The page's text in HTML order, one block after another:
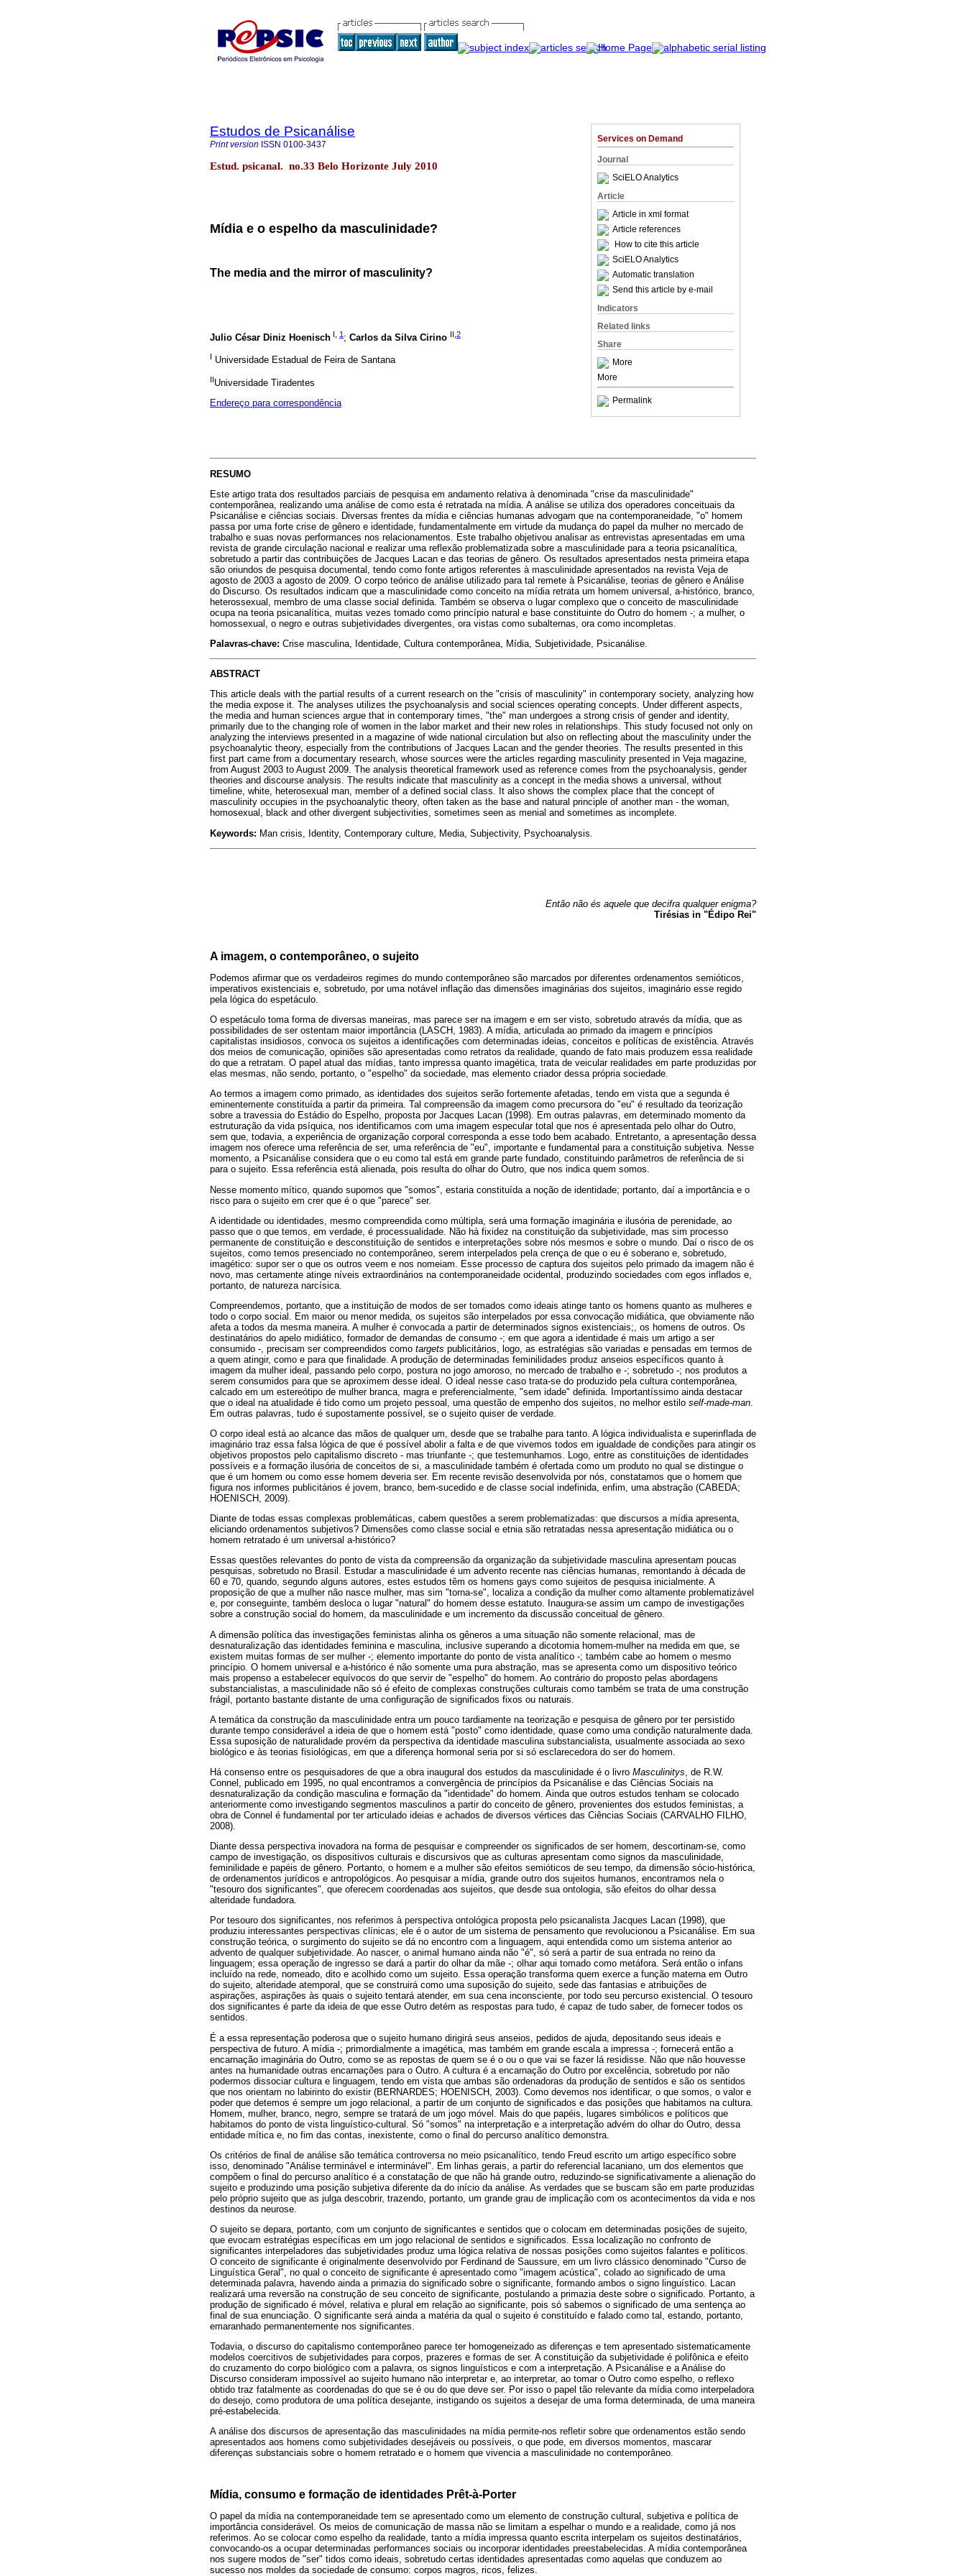
Services on Demand
Journal
SciELO Analytics
Article
Article in xml format
Article references
How to cite this article
SciELO Analytics
Automatic translation
Send this article by e-mail
Indicators
Related links
Share
More
More
Permalink
Estudos de Psicanálise
Print version ISSN 0100-3437
Estud. psicanal. no.33 Belo Horizonte July 2010
Mídia e o espelho da masculinidade?
The media and the mirror of masculinity?
Julio César Diniz Hoenisch I, 1 ; Carlos da Silva Cirino II, 2
I Universidade Estadual de Feira de Santana
IIUniversidade Tiradentes
Endereço para correspondência
RESUMO
Este artigo trata dos resultados parciais de pesquisa em andamento relativa à denominada "crise da masculinidade"
contemporânea, realizando uma análise de como esta é retratada na mídia. A análise se utiliza dos operadores conceituais da
Psicanálise e ciências sociais. Diversas frentes da mídia e ciências humanas advogam que na contemporaneidade, "o" homem
passa por uma forte crise de gênero e identidade, fundamentalmente em virtude da mudança do papel da mulher no mercado de
trabalho e suas novas performances nos relacionamentos. Este trabalho objetivou analisar as entrevistas apresentadas em uma
revista de grande circulação nacional e realizar uma reflexão problematizada sobre a masculinidade para a teoria psicanalítica,
sobretudo a partir das contribuições de Jacques Lacan e das teorias de gênero. Os resultados apresentados nesta primeira etapa
são oriundos de pesquisa documental, tendo como fonte artigos referentes à masculinidade apresentados na revista Veja de
agosto de 2003 a agosto de 2009. O corpo teórico de análise utilizado para tal remete à Psicanálise, teorias de gênero e Análise
do Discurso. Os resultados indicam que a masculinidade como conceito na mídia retrata um homem universal, a-histórico, branco,
heterossexual, membro de uma classe social definida. Também se observa o lugar complexo que o conceito de masculinidade
ocupa na teoria psicanalítica, muitas vezes tomado como princípio natural e base constituinte do Outro do homem -; a mulher, o
homossexual, o negro e outras subjetividades divergentes, ora vistas como subalternas, ora como incompletas.
Palavras-chave: Crise masculina, Identidade, Cultura contemporânea, Mídia, Subjetividade, Psicanálise.
ABSTRACT
This article deals with the partial results of a current research on the "crisis of masculinity" in contemporary society, analyzing how
the media expose it. The analyses utilizes the psychoanalysis and social sciences operating concepts. Under different aspects,
the media and human sciences argue that in contemporary times, "the" man undergoes a strong crisis of gender and identity,
primarily due to the changing role of women in the labor market and their new roles in relationships. This study focused not only on
analyzing the interviews presented in a magazine of wide national circulation but also on reflecting about the masculinity under the
psychoanalytic theory, especially from the contributions of Jacques Lacan and the gender theories. The results presented in this
first part came from a documentary research, whose sources were the articles regarding masculinity presented in Veja magazine,
from August 2003 to August 2009. The analysis theoretical framework used as reference comes from the psychoanalysis, gender
theories and discourse analysis. The results indicate that masculinity as a concept in the media shows a universal, without
timeline, white, heterosexual man, member of a defined social class. It also shows the complex place that the concept of
masculinity occupies in the psychoanalytic theory, often taken as the base and natural principle of another man - the woman,
homosexual, black and other divergent subjectivities, sometimes seen as menial and sometimes as incomplete.
Keywords: Man crisis, Identity, Contemporary culture, Media, Subjectivity, Psychoanalysis.
Então não és aquele que decifra qualquer enigma?
Tirésias in "Édipo Rei"
A imagem, o contemporâneo, o sujeito
Podemos afirmar que os verdadeiros regimes do mundo contemporâneo são marcados por diferentes ordenamentos semióticos,
imperativos existenciais e, sobretudo, por uma notável inflação das dimensões imaginárias dos sujeitos, imaginário esse regido
pela lógica do espetáculo.
O espetáculo toma forma de diversas maneiras, mas parece ser na imagem e em ser visto, sobretudo através da mídia, que as
possibilidades de ser ostentam maior importância (LASCH, 1983). A mídia, articulada ao primado da imagem e princípios
capitalistas insidiosos, convoca os sujeitos a identificações com determinadas ideias, conceitos e políticas de existência. Através
dos meios de comunicação, opiniões são apresentadas como retratos da realidade, quando de fato mais produzem essa realidade
do que a retratam. O papel atual das mídias, tanto impressa quanto imagética, trata de veicular realidades em parte produzidas por
elas mesmas, não sendo, portanto, o "espelho" da sociedade, mas elemento criador dessa própria sociedade.
Ao termos a imagem como primado, as identidades dos sujeitos serão fortemente afetadas, tendo em vista que a segunda é
eminentemente constituída a partir da primeira. Tal compreensão da imagem como precursora do "eu" é resultado da teorização
sobre a travessia do Estádio do Espelho, proposta por Jacques Lacan (1998). Em outras palavras, em determinado momento da
estruturação da vida psíquica, nos identificamos com uma imagem especular total que nos é apresentada pelo olhar do Outro,
sem que, todavia, a experiência de organização corporal corresponda a esse todo bem acabado. Entretanto, a apresentação dessa
imagem nos oferece uma referência de ser, uma referência de "eu", importante e fundamental para a constituição subjetiva. Nesse
momento, a Psicanálise considera que o eu como tal está em grande parte fundado, constituindo parâmetros de referência de si
para o sujeito. Essa referência está alienada, pois resulta do olhar do Outro, que nos indica quem somos.
Nesse momento mítico, quando supomos que "somos", estaria constituída a noção de identidade; portanto, daí a importância e o
risco para o sujeito em crer que é o que "parece" ser.
A identidade ou identidades, mesmo compreendida como múltipla, será uma formação imaginária e ilusória de perenidade, ao
passo que o que temos, em verdade, é processualidade. Não há fixidez na constituição da subjetividade, mas sim processo
permanente de constituição e desconstituição de sentidos e interpretações sobre nós mesmos e sobre o mundo. Daí o risco de os
sujeitos, como temos presenciado no contemporâneo, serem interpelados pela crença de que o eu é soberano e, sobretudo,
imagético: supor ser o que os outros veem e nos nomeiam. Esse processo de captura dos sujeitos pelo primado da imagem não é
novo, mas certamente atinge níveis extraordinários na contemporaneidade ocidental, produzindo sociedades com egos inflados e,
portanto, de natureza narcísica.
Compreendemos, portanto, que a instituição de modos de ser tomados como ideais atinge tanto os homens quanto as mulheres e
todo o corpo social. Em maior ou menor medida, os sujeitos são interpelados por essa convocação midiática, que obviamente não
afeta a todos da mesma maneira. A mulher é convocada a partir de determinados signos existenciais;, os homens de outros. Os
destinatários do apelo midiático, formador de demandas de consumo -; em que agora a identidade é mais um artigo a ser
consumido -, precisam ser compreendidos como targets publicitários, logo, as estratégias são variadas e pensadas em termos de
a quem atingir, como e para que finalidade. A produção de determinadas feminilidades produz anseios específicos quanto à
imagem da mulher ideal, passando pelo corpo, postura no jogo amoroso, no mercado de trabalho e -; sobretudo -; nos produtos a
serem consumidos para que se aproximem desse ideal. O ideal nesse caso trata-se do produzido pela cultura contemporânea,
calcado em um estereótipo de mulher branca, magra e preferencialmente, "sem idade" definida. Importantíssimo ainda destacar
que o ideal na atualidade é tido como um projeto pessoal, uma questão de empenho dos sujeitos, no melhor estilo self-made-man
Em outras palavras, tudo é supostamente possível, se o sujeito quiser de verdade.
O corpo ideal está ao alcance das mãos de qualquer um, desde que se trabalhe para tanto. A lógica individualista e superinflada de
imaginário traz essa falsa lógica de que é possível abolir a falta e de que vivemos todos em igualdade de condições para atingir os
objetivos propostos pelo capitalismo discreto - mas triunfante -; que testemunhamos. Logo, entre as constituições de identidades
possíveis e a formação ilusória de conceitos de si, a masculinidade também é ofertada como um produto no qual se distingue o
que é um homem ou como esse homem deveria ser. Em recente revisão desenvolvida por nós, constatamos que o homem que
figura nos informes publicitários é jovem, branco, bem-sucedido e de classe social indefinida, enfim, uma abstração (CABEDA;
HOENISCH, 2009).
Diante de todas essas complexas problemáticas, cabem questões a serem problematizadas: que discursos a mídia apresenta,
eliciando ordenamentos subjetivos? Dimensões como classe social e etnia são retratadas nessa apresentação midiática ou o
homem retratado é um universal a-histórico?
Essas questões relevantes do ponto de vista da compreensão da organização da subjetividade masculina apresentam poucas
pesquisas, sobretudo no Brasil. Estudar a masculinidade é um advento recente nas ciências humanas, remontando à década de
60 e 70, quando, segundo alguns autores, estes estudos têm os homens gays como sujeitos de pesquisa inicialmente. A
proposição de que a mulher não nasce mulher, mas sim "torna-se", localiza a condição da mulher como altamente problematizável
e, por conseguinte, também desloca o lugar "natural" do homem desse estatuto. Inaugura-se assim um campo de investigações
sobre a construção social do homem, da masculinidade e um incremento da discussão conceitual de gênero.
A dimensão política das investigações feministas alinha os gêneros a uma situação não somente relacional, mas de
desnaturalização das identidades feminina e masculina, inclusive superando a dicotomia homem-mulher na medida em que, se
existem muitas formas de ser mulher -; elemento importante do ponto de vista analítico -; também cabe ao homem o mesmo
princípio. O homem universal e a-histórico é não somente uma pura abstração, mas se apresenta como um dispositivo teórico
mais propenso a estabelecer equívocos do que servir de "espelho" do homem. Ao contrário do proposto pelas abordagens
substancialistas, a masculinidade não só é efeito de complexas construções culturais como também se trata de uma construção
frágil, portanto bastante distante de uma configuração de significados fixos ou naturais.
A temática da construção da masculinidade entra um pouco tardiamente na teorização e pesquisa de gênero por ter persistido
durante tempo considerável a ideia de que o homem está "posto" como identidade, quase como uma condição naturalmente dada.
Essa suposição de naturalidade provém da perspectiva da identidade masculina substancialista, usualmente associada ao sexo
biológico e às teorias fisiológicas, em que a diferença hormonal seria por si só esclarecedora do ser do homem.
Há consenso entre os pesquisadores de que a obra inaugural dos estudos da masculinidade é o livro Masculinitys, de R.W.
Connel, publicado em 1995, no qual encontramos a convergência de princípios da Psicanálise e das Ciências Sociais na
desnaturalização da condição masculina e formação da "identidade" do homem. Ainda que outros estudos tenham se colocado
anteriormente como investigando segmentos masculinos a partir do conceito de gênero, provenientes dos estudos feministas, a
obra de Connel é fundamental por ter articulado ideias e achados de diversos vértices das Ciências Sociais (CARVALHO FILHO,
2008).
Diante dessa perspectiva inovadora na forma de pesquisar e compreender os significados de ser homem, descortinam-se, como
campo de investigação, os dispositivos culturais e discursivos que as culturas apresentam como signos da masculinidade,
feminilidade e papéis de gênero. Portanto, o homem e a mulher são efeitos semióticos de seu tempo, da dimensão sócio-histórica,
de ordenamentos jurídicos e antropológicos. Ao pesquisar a mídia, grande outro dos sujeitos humanos, encontramos nela o
"tesouro dos significantes", que oferecem coordenadas aos sujeitos, que desde sua ontologia, são efeitos do olhar dessa
alteridade fundadora.
Por tesouro dos significantes, nos referimos à perspectiva ontológica proposta pelo psicanalista Jacques Lacan (1998), que
produziu interessantes perspectivas clínicas; ele é o autor de um sistema de pensamento que revolucionou a Psicanálise. Em sua
construção teórica, o surgimento do sujeito se dá no encontro com a linguagem, aqui entendida como um sistema anterior ao
advento de qualquer subjetividade. Ao nascer, o animal humano ainda não "é", só será a partir de sua entrada no reino da
linguagem; essa operação de ingresso se dará a partir do olhar da mãe -; olhar aqui tomado como metáfora. Será então o infans
incluído na rede, nomeado, dito e acolhido como um sujeito. Essa operação transforma quem exerce a função materna em Outro
do sujeito, alteridade atemporal, que se construirá como uma suposição do sujeito, sede das fantasias e atribuições de
aspirações, aspirações às quais o sujeito tentará atender, em sua cena inconsciente, por todo seu percurso existencial. O tesouro
dos significantes é parte da ideia de que esse Outro detém as respostas para tudo, é capaz de tudo saber, de fornecer todos os
sentidos.
É a essa representação poderosa que o sujeito humano dirigirá seus anseios, pedidos de ajuda, depositando seus ideais e
perspectiva de futuro. A mídia -; primordialmente a imagética, mas também em grande escala a impressa -; fornecerá então a
encarnação imaginária do Outro, como se as repostas de quem se é o ou o que vai se fazer lá residisse. Não que não houvesse
antes na humanidade outras encarnações para o Outro. A cultura é a encarnação do Outro por excelência, sobretudo por não
podermos dissociar cultura e linguagem, tendo em vista que ambas são ordenadoras da produção de sentidos e são os sentidos
que nos orientam no labirinto do existir (BERNARDES; HOENISCH, 2003). Como devemos nos identificar, o que somos, o valor e
poder que detemos é sempre um jogo relacional, a partir de um conjunto de significados e das posições que habitamos na cultura.
Homem, mulher, branco, negro, sempre se tratará de um jogo móvel. Mais do que papéis, lugares simbólicos e políticos que
habitamos do ponto de vista linguístico-cultural. Só "somos" na interpretação e a interpretação advém do olhar do Outro, dessa
entidade mítica e, no fim das contas, inexistente, como o final do percurso analítico demonstra.
Os critérios de final de análise são temática controversa no meio psicanalítico, tendo Freud escrito um artigo específico sobre
isso, denominado "Análise terminável e interminável". Em linhas gerais, a partir do referencial lacaniano, um dos elementos que
compõem o final do percurso analítico é a constatação de que não há grande outro, reduzindo-se significativamente a alienação do
sujeito e produzindo uma posição subjetiva diferente da do início da análise. As verdades que se buscam são em parte produzidas
pelo próprio sujeito que as julga descobrir, trazendo, portanto, um grande grau de implicação com os acontecimentos da vida e nos
destinos da neurose.
O sujeito se depara, portanto, com um conjunto de significantes e sentidos que o colocam em determinadas posições de sujeito,
que evocam estratégias específicas em um jogo relacional de sentidos e significados. Essa localização no confronto de
significantes interpeladores das subjetividades produz uma lógica relativa de nossas posições como sujeitos falantes e políticos.
O conceito de significante é originalmente desenvolvido por Ferdinand de Saussure, em um livro clássico denominado "Curso de
Linguística Geral", no qual o conceito de significante é apresentado como "imagem acústica", colado ao significado de uma
determinada palavra, havendo ainda a primazia do significado sobre o significante, formando ambos o signo linguístico. Lacan
realizará uma reversão na construção de seu conceito de significante, postulando a primazia deste sobre o significado. Portanto, a
produção de significado é móvel, relativa e plural em relação ao significante, pois só sabemos o significado de uma sentença ao
final de sua enunciação. O significante será ainda a matéria da qual o sujeito é constituído e falado como tal, estando, portanto,
emaranhado permanentemente nos significantes.
Todavia, o discurso do capitalismo contemporâneo parece ter homogeneizado as diferenças e tem apresentado sistematicamente
modelos coercitivos de subjetividades para corpos, prazeres e formas de ser. A constituição da subjetividade é polifônica e efeito
do cruzamento do corpo biológico com a palavra, os signos linguísticos e com a interpretação. A Psicanálise e a Análise do
Discurso consideram impossível ao sujeito humano não interpretar e, ao interpretar, ao tomar o Outro como espelho, o reflexo
obtido traz fatalmente as coordenadas do que se é ou do que deve ser. Por isso o papel tão relevante da mídia como interpeladora
do desejo, como produtora de uma política desejante, instigando os sujeitos a desejar de uma forma determinada, de uma maneira
pré-estabelecida.
A análise dos discursos de apresentação das masculinidades na mídia permite-nos refletir sobre que ordenamentos estão sendo
apresentados aos homens como subjetividades desejáveis ou possíveis, o que pode, em diversos momentos, mascarar
diferenças substanciais sobre o homem retratado e o homem que vivencia a masculinidade no contemporâneo.
Mídia, consumo e formação de identidades Prêt-à-Porter
O papel da mídia na contemporaneidade tem se apresentado como um elemento de construção cultural, subjetiva e política de
importância considerável. Os meios de comunicação de massa não se limitam a espelhar o mundo e a realidade, como já nos
referimos. Ao se colocar como espelho da realidade, tanto a mídia impressa quanto escrita interpelam os sujeitos destinatários,
convocando-os a ocupar determinadas performances sociais ou incorporar identidades preestabelecidas. A mídia contemporânea
nos sugere modos de "ser" tidos como ideais, sobretudo certas identidades apresentadas como aquelas que conduzem ao
sucesso nos moldes da sociedade de consumo: corpos magros, ricos, felizes.